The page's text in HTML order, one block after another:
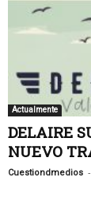
Actualmente
DELAIRE
NUEVO
Cuestiondmedios -